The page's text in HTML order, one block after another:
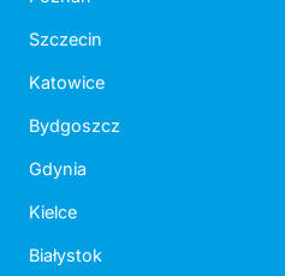
Szczecin
Katowice
Bydgoszcz
Gdynia
Kielce
Białystok